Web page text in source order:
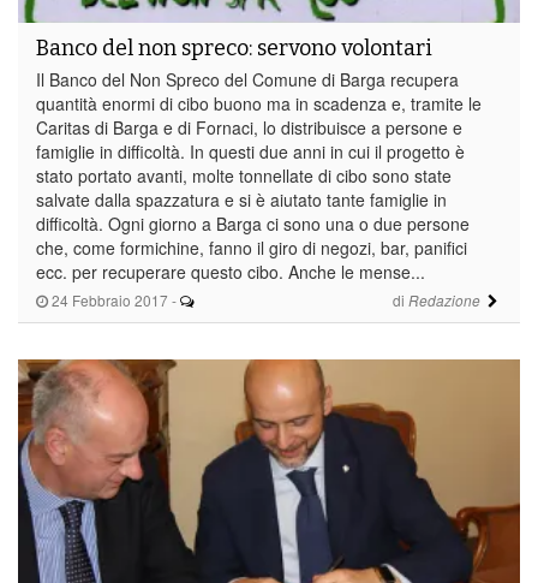
24 Febbraio 2017 - di Redazione
Banco del non spreco: servono volontari
Il Banco del Non Spreco del Comune di Barga recupera
quantità enormi di cibo buono ma in scadenza e, tramite le
Caritas di Barga e di Fornaci, lo distribuisce a persone e
famiglie in difficoltà. In questi due anni in cui il progetto è
stato portato avanti, molte tonnellate di cibo sono state
salvate dalla spazzatura e si è aiutato tante famiglie in
difficoltà. Ogni giorno a Barga ci sono una o due persone
che, come formichine, fanno il giro di negozi, bar, panifici
ecc. per recuperare questo cibo. Anche le mense...